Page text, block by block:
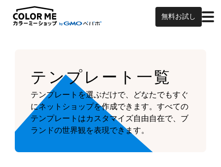
無料お試し
テンプレート一覧
テンプレートを選ぶだけで、どなたでもすぐ
にネットショップを作成できます。すべての
テンプレートはカスタマイズ自由自在で、ブ
ランドの世界観を表現できます。